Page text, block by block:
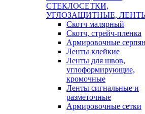
СТЕКЛОСЕТКИ,
УГЛОЗАЩИТНЫЕ,
Скотч малярный
Скотч, стрейч-пленка
Армировочные
Ленты клейкие
Ленты для швов,
углоформирующие,
кромочные
Ленты сигнальные и
разметочные
Армировочные сетки